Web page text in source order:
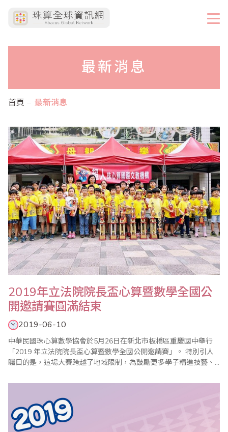
最新消息
首頁 最新消息
2019年立法院院長盃心算暨數學全國公
開邀請賽圓滿結束
2019-06-10
中華民國珠心算數學協會於5月26日在新北市板橋區重慶國中舉行
「2019 年立法院院長盃心算暨數學全國公開邀請賽」。 特別引人
矚目的是，這場大賽跨越了地域限制，為鼓勵更多學子精進技藝、
同步舉辦，號召全台各地一共參千多位選手齊聚切磋，各路人馬來
均有實證研究指出，珠心算可有效..